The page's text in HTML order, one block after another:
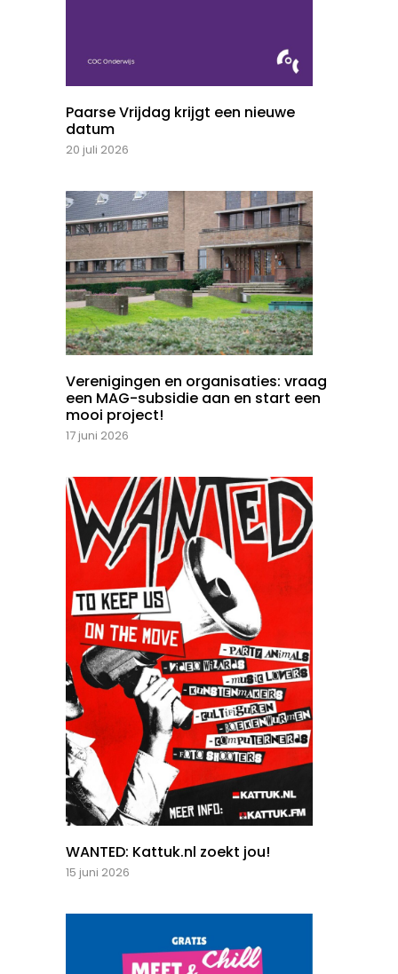
Paarse Vrijdag krijgt een nieuwe
datum
20 juli 2026
Verenigingen en organisaties: vraag
een MAG-subsidie aan en start een
mooi project!
17 juni 2026
WANTED: Kattuk.nl zoekt jou!
15 juni 2026